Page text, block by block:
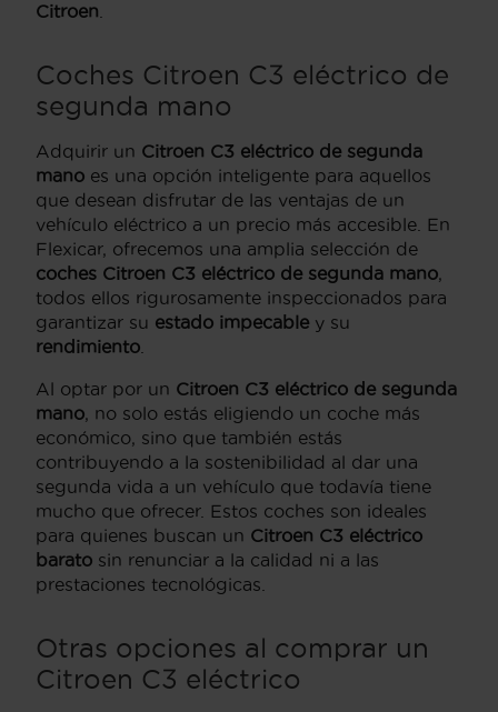
Citroen
Coches Citroen C3 eléctrico de
segunda mano
Adquirir un Citroen C3 eléctrico de segunda
mano es una opción inteligente para aquellos
que desean disfrutar de las ventajas de un
vehículo eléctrico a un precio más accesible. En
Flexicar, ofrecemos una amplia selección de
coches Citroen C3 eléctrico de segunda mano,
todos ellos rigurosamente inspeccionados para
garantizar su estado impecable y su
rendimiento
Al optar por un Citroen C3 eléctrico de segunda
mano, no solo estás eligiendo un coche más
económico, sino que también estás
contribuyendo a la sostenibilidad al dar una
segunda vida a un vehículo que todavía tiene
mucho que ofrecer. Estos coches son ideales
para quienes buscan un Citroen C3 eléctrico
barato sin renunciar a la calidad ni a las
prestaciones tecnológicas.
Otras opciones al comprar un
Citroen C3 eléctrico